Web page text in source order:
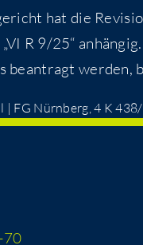
hat die
R 9/25“
bean­tragt wer­den,
FG Nürn­berg, 4 K
70